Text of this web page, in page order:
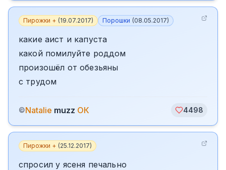
Пирожки + (19.07.2017) Порошки (08.05.2017)
какие аист и капуста
какой помилуйте роддом
произошёл от обезьяны
с трудом
©Natalie muzz ОК 4498
Пирожки + (25.12.2017)
спросил у ясеня печально